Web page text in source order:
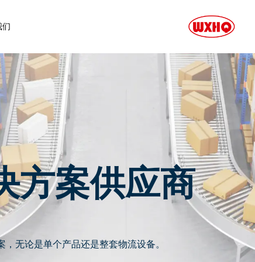
们
方案供应商
无论是单个产品还是整套物流设备。